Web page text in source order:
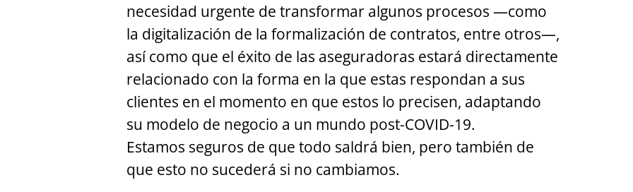
necesidad urgente de transformar algunos procesos —como
la digitalización de la formalización de contratos, entre otros—,
así como que el éxito de las aseguradoras estará directamente
relacionado con la forma en la que estas respondan a sus
clientes en el momento en que estos lo precisen, adaptando
su modelo de negocio a un mundo post-COVID-19.
Estamos seguros de que todo saldrá bien, pero también de
que esto no sucederá si no cambiamos.